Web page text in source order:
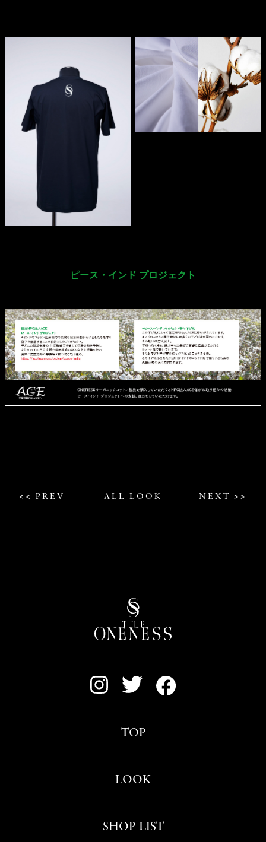
ピース・インド プロジェクト
<< PREV ALL LOOK NEXT >>
TOP
LOOK
SHOP LIST